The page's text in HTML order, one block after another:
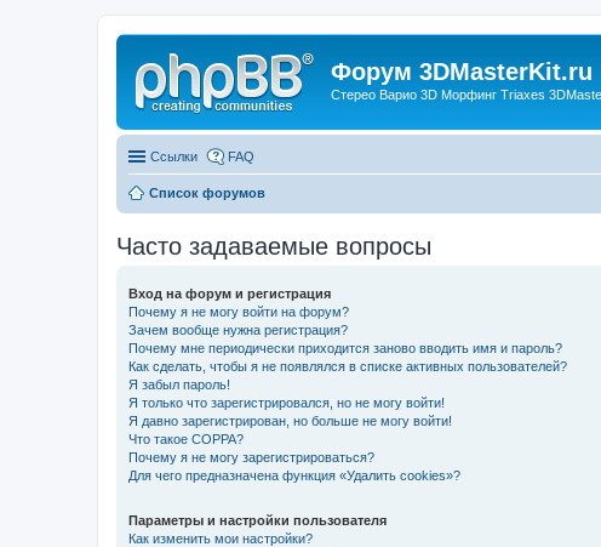
Форум 3DMasterKit.ru
Стерео Варио 3D Морфинг Triaxes
Ссылки FAQ
Список форумов
Часто задаваемые вопросы
Вход на форум и регистрация
Почему я не могу войти на форум?
Зачем вообще нужна регистрация?
Почему мне периодически приходится заново вводить имя и пароль?
Как сделать, чтобы я не появлялся в списке активных пользователей?
Я забыл пароль!
Я только что зарегистрировался, но не могу войти!
Я давно зарегистрирован, но больше не могу войти!
Что такое COPPA?
Почему я не могу зарегистрироваться?
Для чего предназначена функция «Удалить cookies»?
Параметры и настройки пользователя
Как изменить мои настройки?